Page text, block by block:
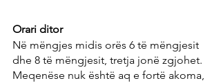
Orari ditor
Në mëngjes midis orës 6 të mëngjesit
dhe 8 të mëngjesit, tretja jonë zgjohet.
Meqenëse nuk është aq e fortë akoma,